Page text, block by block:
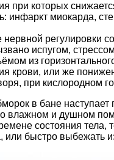
при которых
инфаркт миокарда,
регулировки
испугом,
из
крови, или же
при кислородном
в бане наступает
влажном и душном
состояния тела,
или быстро выбежать